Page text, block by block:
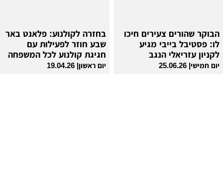
הבוקר שהורים צעירים חיכו
לו: פסטיבל בייבי מגיע
לקניון עזריאלי הנגב
יום חמישי| 25.06.26
בחזרה לקולנוע: פלאנט באר
שבע חוזר לפעילות עם
חגיגת קולנוע לכל המשפחה
יום ראשון| 19.04.26